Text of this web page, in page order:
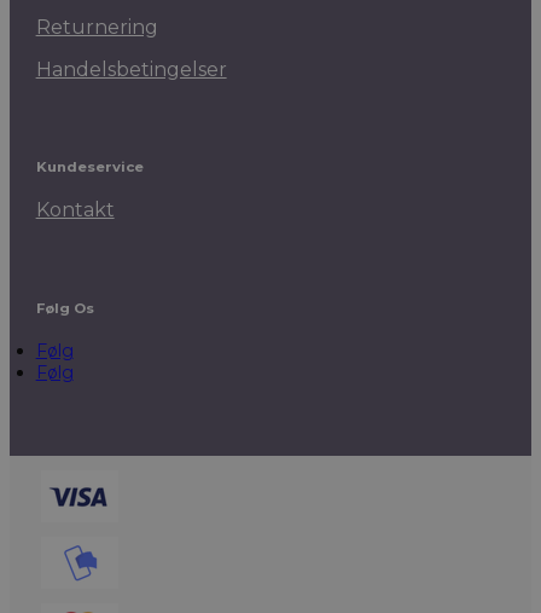
Returnering
Handelsbetingelser
Kundeservice
Kontakt
Følg Os
Følg
Følg